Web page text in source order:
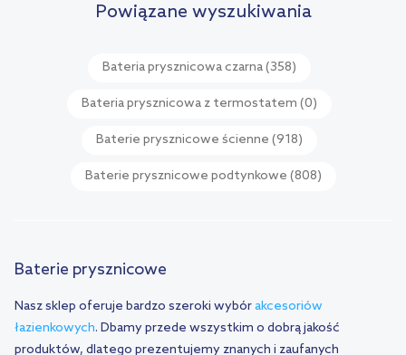
Powiązane wyszukiwania
Bateria prysznicowa czarna(358)
Bateria prysznicowa z termostatem (0)
Baterie prysznicowe ścienne (918)
Baterie prysznicowe podtynkowe (808)
Baterie prysznicowe
Nasz sklep oferuje bardzo szeroki wybórakcesoriów
łazienkowych. Dbamy przede wszystkim o dobrą jakość
produktów, dlatego prezentujemy znanych i zaufanych